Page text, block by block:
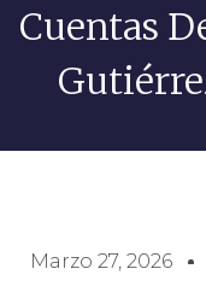
Cuentas
Marzo 27, 2026